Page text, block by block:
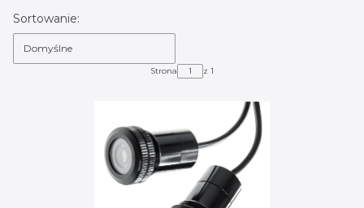
Lista produktów
Sortowanie:
Domyślne
Strona z 1